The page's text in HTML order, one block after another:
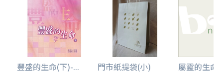
豐盛的生命(下)-... 門市紙提袋(小) 屬靈的生命